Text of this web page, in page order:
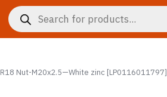
Products
search
R18 Nut-M20x2.5—White zinc [LP0116011797]